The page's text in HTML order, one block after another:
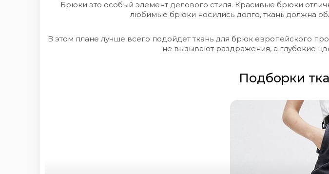
Брюки это особый элемент делового стиля. Красивые брюки
любимые брюки носились долго, ткань должна
В этом плане лучше всего подойдет ткань для брюк европейского
не вызывают раздражения, а глубокие
Подборки